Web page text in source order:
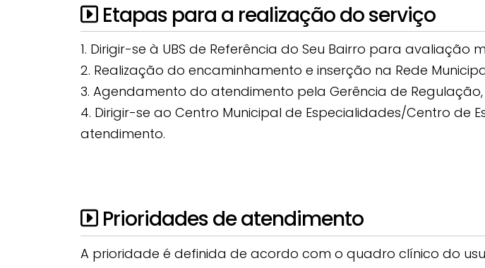
Etapas para a realização do serviço
1. Dirigir-se à UBS de Referência do Seu Bairro para avaliação
2. Realização do encaminhamento e inserção na Rede
3. Agendamento do atendimento pela Gerência de
4. Dirigir-se ao Centro Municipal de Especialidades/Centro
atendimento.
Prioridades de atendimento
A prioridade é definida de acordo com o quadro clínico do